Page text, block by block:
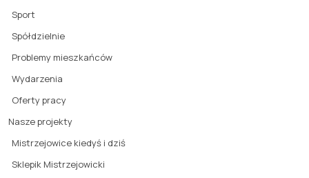
Sport
Spółdzielnie
Problemy mieszkańców
Wydarzenia
Oferty pracy
Nasze projekty
Mistrzejowice kiedyś i dziś
Sklepik Mistrzejowicki